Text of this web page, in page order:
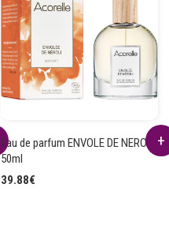
Eau de parfum ENVOLE DE NEROLI
50ml
39.88€